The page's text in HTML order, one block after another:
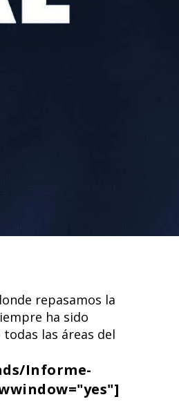
repasamos la
ha sido
las áreas del
Informe-